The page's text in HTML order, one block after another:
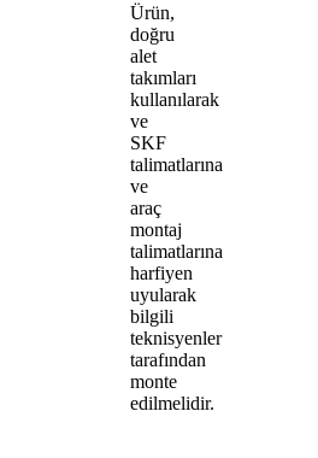
Ürün,
doğru
alet
takımları
kullanılarak
ve
SKF
talimatlarına
ve
araç
montaj
talimatlarına
harfiyen
uyularak
bilgili
teknisyenler
tarafından
monte
edilmelidir.